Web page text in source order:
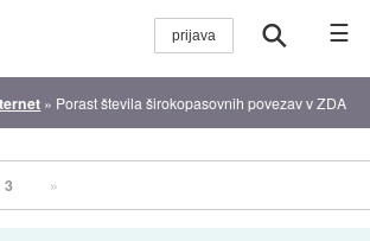
☰
» Porast števila širokopasovnih povezav v ZDA
3 »